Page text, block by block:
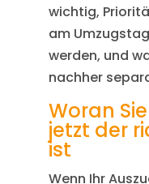
wichtig,
am
werden, und
nachher
Woran
jetzt der
ist
Wenn Ihr